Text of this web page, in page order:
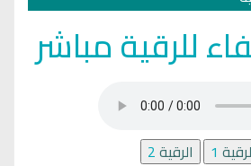
للرقية مباشر
1 الرقية2